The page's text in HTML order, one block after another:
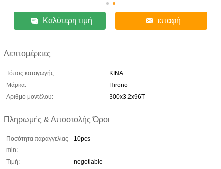
Καλύτερη τιμή επαφή
Λεπτομέρειες
Τόπος καταγωγής:
ΚΙΝΑ
Μάρκα:
Hirono
Αριθμό μοντέλου:
300x3.2x96T
Πληρωμής & Αποστολής Όροι
Ποσότητα παραγγελίας
min:
10pcs
Τιμή:
negotiable